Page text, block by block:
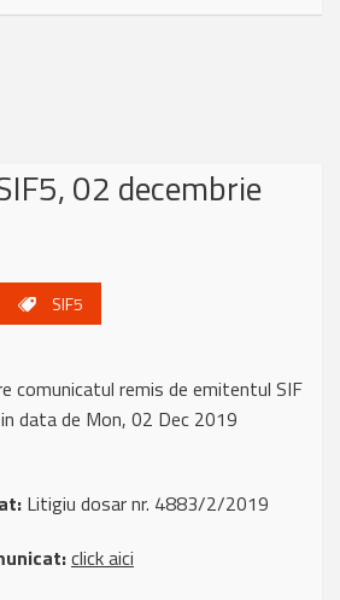
02 decembrie
SIF5
comunicatul remis de emitentul SIF
in data de Mon, 02 Dec 2019
Litigiu dosar nr. 4883/2/2019
click aici